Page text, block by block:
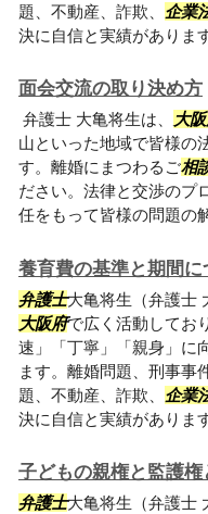
題、不動産、詐欺、 企業
決に自信と実績がありま
面会交流の取り決め方
弁護士 大亀将生は、 大
山といった地域で皆様の
す。離婚にまつわるご相
ださい。法律と交渉のプ
任をもって皆様の問題の
養育費の基準と期間に
弁護士大亀将生（弁護士
大阪府で広く活動してお
速」「丁寧」「親身」に
ます。離婚問題、刑事事
題、不動産、詐欺、 企業
決に自信と実績がありま
子どもの親権と監護権
弁護士大亀将生（弁護士